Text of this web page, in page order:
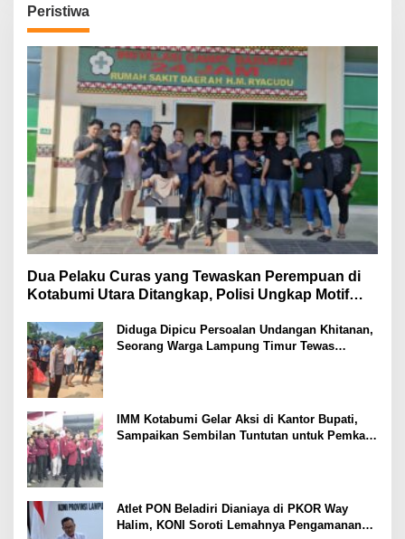
Peristiwa
Dua Pelaku Curas yang Tewaskan Perempuan di
Kotabumi Utara Ditangkap, Polisi Ungkap Motif
Diduga Dipicu Persoalan Undangan Khitanan,
Seorang Warga Lampung Timur Tewas
IMM Kotabumi Gelar Aksi di Kantor Bupati,
Sampaikan Sembilan Tuntutan untuk Pemkab
Atlet PON Beladiri Dianiaya di PKOR Way
Halim, KONI Soroti Lemahnya Pengamanan